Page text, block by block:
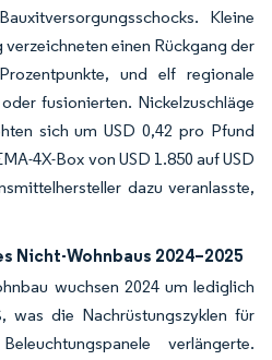
Kleine
einen Rückgang der
und elf regionale
fusionierten. Nickelzuschläge
sich um USD 0,42 pro Pfund
4X-Box von USD 1.850 auf USD
dazu veranlasste,
Nicht-Wohnbaus 2024–2025
wuchsen 2024 um lediglich
was die Nachrüstungszyklen für
verlängerte.